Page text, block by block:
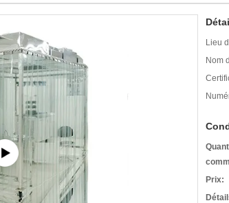
Lieu
Nom
Prix: